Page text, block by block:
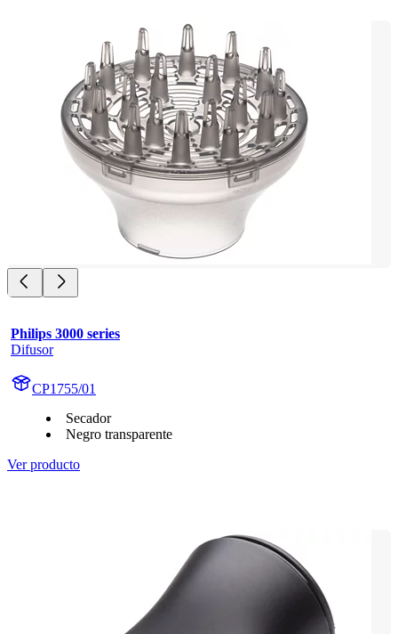
Philips 3000 series
Difusor
CP1755/01
Secador
Negro transparente
Ver producto